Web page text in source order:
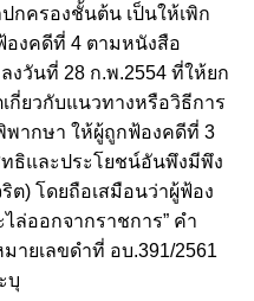
ครองชั้นต้น เป็นให้เพิก
งคดีที่ 4 ตามหนังสือ
งวันที่ 28 ก.พ.2554 ที่ให้ยก
กี่ยวกับแนวทางหรือวิธีการ
พากษา ให้ผู้ถูกฟ้องคดีที่ 3
ธิและประโยชน์อันพึงมีพึง
ต) โดยถือเสมือนว่าผู้ฟ้อง
ล่ออกจากราชการ” คำ
ยเลขดำที่ อบ.391/2561
บุ